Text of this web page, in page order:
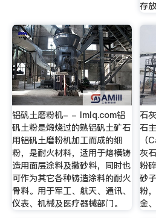
存
铝矾土磨粉机- - lmlq.com铝
矾土粉是煅烧过的熟铝矾土矿石
用铝矾土磨粉机加工而成的细
粉，是耐火材料，适用于熔模铸
造用面层涂料及撒砂料，同时也
可作为其它各种铸造涂料的耐火
骨料。用于军工、航天、通讯、
仪表、机械及医疗器械部门。
石
石
（
灰
粉
砂
粉
金